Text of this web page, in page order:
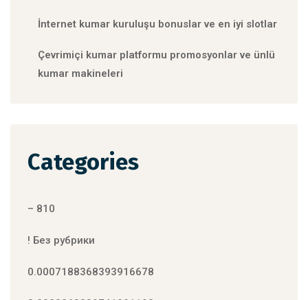
İnternet kumar kuruluşu bonuslar ve en iyi slotlar
Çevrimiçi kumar platformu promosyonlar ve ünlü
kumar makineleri
Categories
– 810
! Без рубрики
0.0007188368393916678